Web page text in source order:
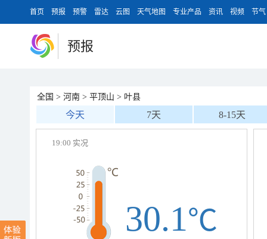
首页 预报 预警 雷达 云图 天气地图 专业产品 资讯 视频 节气
预报
全国 > 河南 > 平顶山 > 叶县
今天 7天 8-15天
19:00 实况
30.1℃